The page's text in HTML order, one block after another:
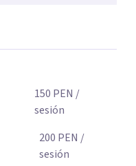
150 PEN /
sesión
200 PEN /
sesión